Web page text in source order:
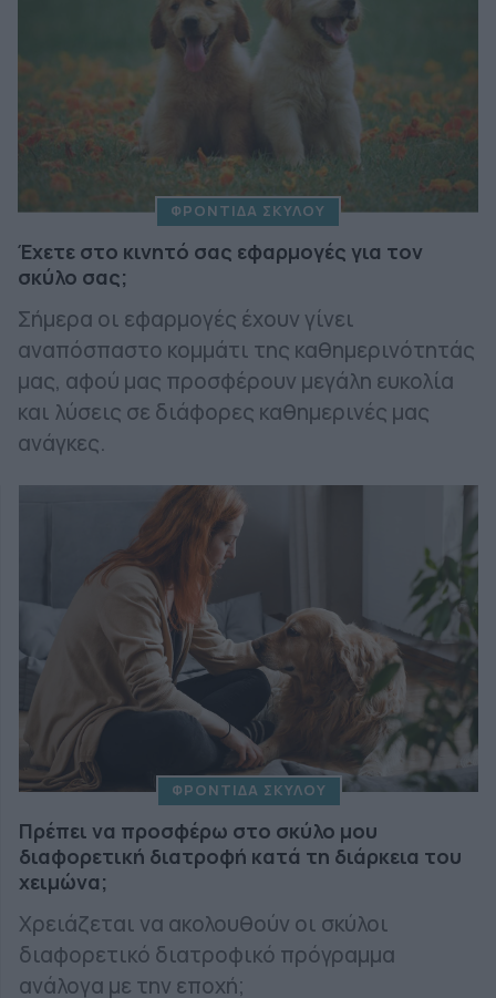
ΦΡΟΝΤΙΔΑ ΣΚΥΛΟΥ
Έχετε στο κινητό σας εφαρμογές για τον
σκύλο σας;
Σήμερα οι εφαρμογές έχουν γίνει
αναπόσπαστο κομμάτι της καθημερινότητάς
μας, αφού μας προσφέρουν μεγάλη ευκολία
και λύσεις σε διάφορες καθημερινές μας
ανάγκες.
ΦΡΟΝΤΙΔΑ ΣΚΥΛΟΥ
Πρέπει να προσφέρω στο σκύλο μου
διαφορετική διατροφή κατά τη διάρκεια του
χειμώνα;
Χρειάζεται να ακολουθούν οι σκύλοι
διαφορετικό διατροφικό πρόγραμμα
ανάλογα με την εποχή;